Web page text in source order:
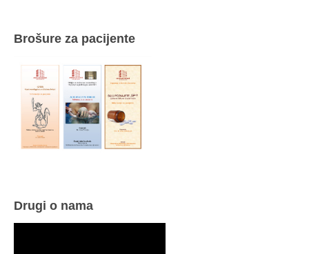
Brošure za pacijente
Drugi o nama